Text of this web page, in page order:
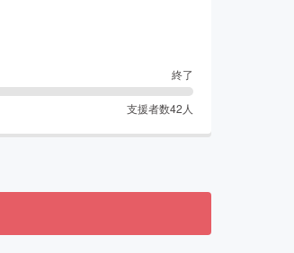
終了
支援者数42 人